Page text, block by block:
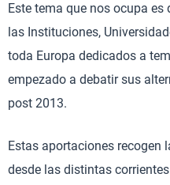
Este tema que nos ocupa
las Instituciones,
toda Europa dedicados a
empezado a debatir sus
post 2013.
Estas aportaciones recogen
desde las distintas